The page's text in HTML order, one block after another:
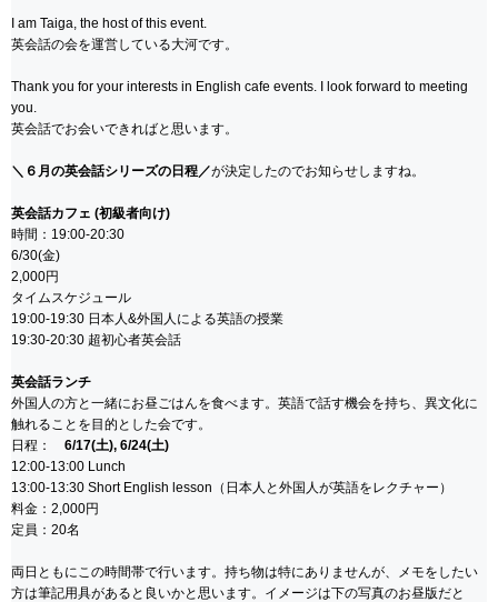
I am Taiga, the host of this event.
英会話の会を運営している大河です。
Thank you for your interests in English cafe events. I look forward to meeting
you.
英会話でお会いできればと思います。
＼６月の英会話シリーズの日程／が決定したのでお知らせしますね。
英会話カフェ (初級者向け)
時間：19:00-20:30
6/30(金)
2,000円
タイムスケジュール
19:00-19:30 日本人&外国人による英語の授業
19:30-20:30 超初心者英会話
英会話ランチ
外国人の方と一緒にお昼ごはんを食べます。英語で話す機会を持ち、異文化に
触れることを目的とした会です。
日程： 6/17(土), 6/24(土)
12:00-13:00 Lunch
13:00-13:30 Short English lesson（日本人と外国人が英語をレクチャー）
料金：2,000円
定員：20名
両日ともにこの時間帯で行います。持ち物は特にありませんが、メモをしたい
方は筆記用具があると良いかと思います。イメージは下の写真のお昼版だと